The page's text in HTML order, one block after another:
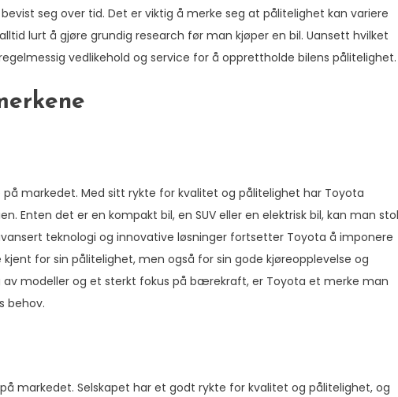
seg over tid. Det er viktig å merke seg at pålitelighet kan variere
lurt å gjøre grundig research før man kjøper en bil. Uansett hvilket
vedlikehold og service for å opprettholde bilens pålitelighet.
markedet. Med sitt rykte for kvalitet og pålitelighet har Toyota
Enten det er en kompakt bil, en SUV eller en elektrisk bil, kan man
teknologi og innovative løsninger fortsetter Toyota å imponere
for sin pålitelighet, men også for sin gode kjøreopplevelse og
modeller og et sterkt fokus på bærekraft, er Toyota et merke man
behov.
markedet. Selskapet har et godt rykte for kvalitet og pålitelighet, og